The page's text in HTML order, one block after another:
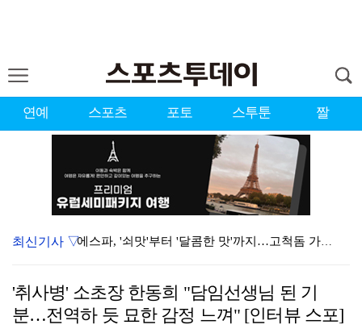
연예 스포츠 포토 스투툰 짤
에스파, '쇠맛'부터 '달콤한 맛'까지…고척돔 가득 채…
'리그 2연패 정조준' 아스널, 뉴캐슬서 기마랑이스 영…
최신기사 ▽
'취사병' 소초장 한동희 "담임선생님 된 기
분…전역하 듯 묘한 감정 느껴" [인터뷰 스포]